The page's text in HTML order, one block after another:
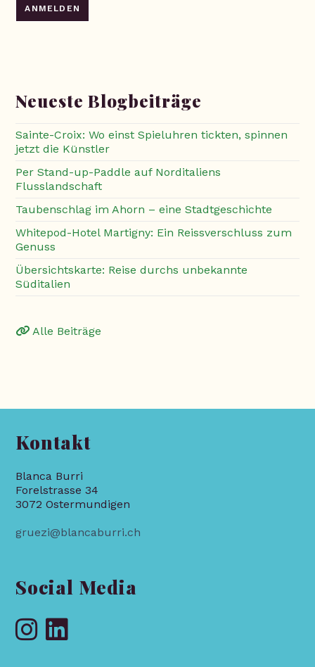
Neueste Blogbeiträge
Sainte-Croix: Wo einst Spieluhren tickten, spinnen
jetzt die Künstler
Per Stand-up-Paddle auf Norditaliens
Flusslandschaft
Taubenschlag im Ahorn – eine Stadtgeschichte
Whitepod-Hotel Martigny: Ein Reissverschluss zum
Genuss
Übersichtskarte: Reise durchs unbekannte
Süditalien
Alle Beiträge
Kontakt
Blanca Burri
Forelstrasse 34
3072 Ostermundigen
gruezi@blancaburri.ch
Social Media